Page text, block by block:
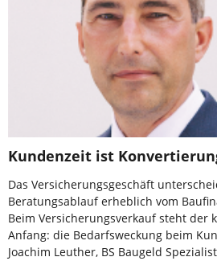
Kundenzeit ist
Das Versicherungsgeschäft
Beratungsablauf erheblich vom
Beim Versicherungsverkauf steht der
Anfang: die Bedarfsweckung beim
Joachim Leuther, BS Baugeld